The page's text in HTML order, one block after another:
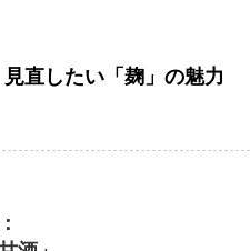
直したい「麹」の魅力